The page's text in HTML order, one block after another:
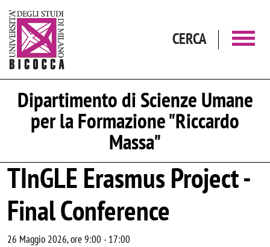
CERCA
Dipartimento di Scienze Umane
per la Formazione "Riccardo
Massa"
TInGLE Erasmus Project -
Final Conference
26 Maggio 2026, ore 9:00 -17:00